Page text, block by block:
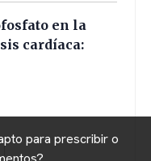
en la
cardíaca:
para prescribir o